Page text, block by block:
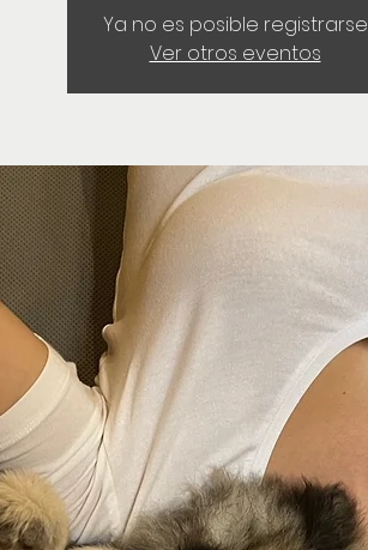
Ya no es posible registrarse
Ver otros eventos